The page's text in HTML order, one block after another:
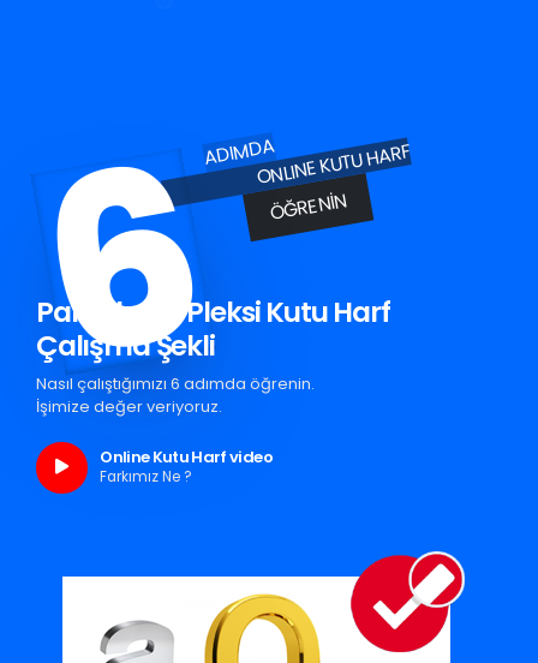
6ADIMDAONLINE KUTU HARF
ÖĞRENIN
Pamukova Pleksi Kutu Harf
Çalışma Şekli
Nasıl çalıştığımızı 6 adımda öğrenin.
İşimize değer veriyoruz.
Online Kutu Harf video
Farkımız Ne ?